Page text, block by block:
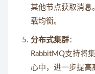
其他节点获取消息
载均衡。
分布式集群：
RabbitMQ支持将
心中，进一步提高